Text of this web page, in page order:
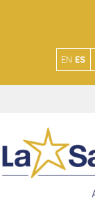
EN ES